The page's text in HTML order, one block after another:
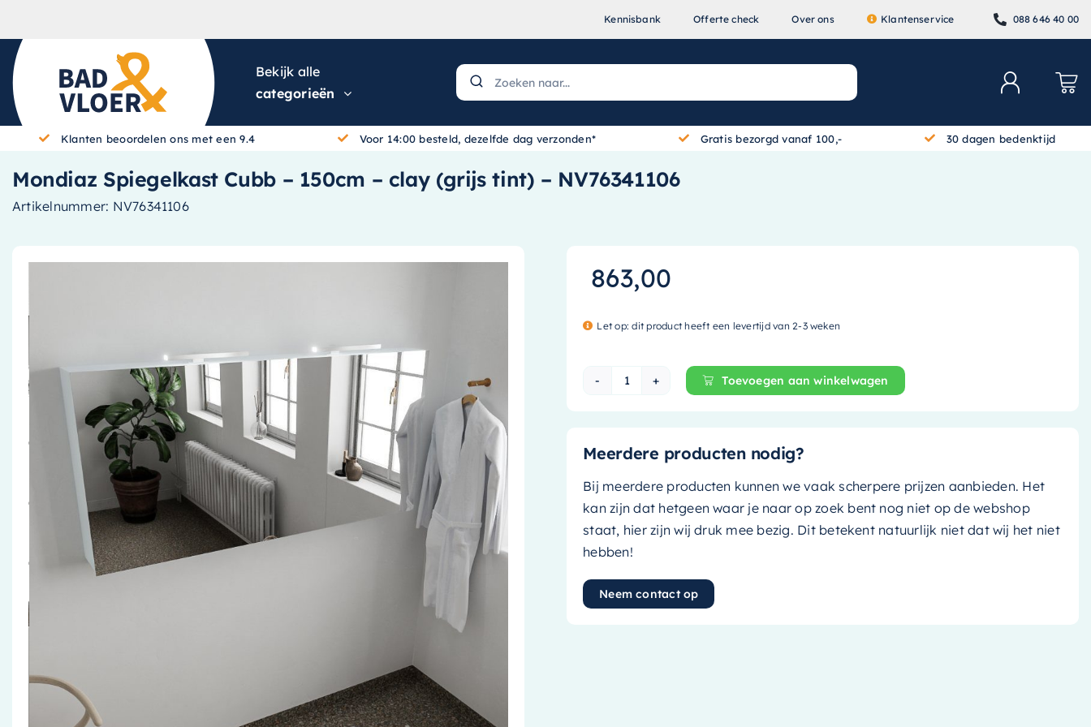
Kennisbank Offerte check Over ons Klantenservice 088 646 40 00
Bekijk alle
categorieën
Klanten beoordelen ons met een 9.4 Voor 14:00 besteld, dezelfde dag verzonden* Gratis bezorgd vanaf 100,- 30 dagen bedenktijd
Mondiaz Spiegelkast Cubb – 150cm – clay (grijs tint) – NV76341106
Artikelnummer: NV76341106
863,00
Let op: dit product heeft een levertijd van 2-3 weken
Mondiaz Spiegelkast Cubb - 150cm - clay (grijs tint) - NV76341106 aantal
Toevoegen aan winkelwagen
Meerdere producten nodig?
Bij meerdere producten kunnen we vaak scherpere prijzen aanbieden. Het
kan zijn dat hetgeen waar je naar op zoek bent nog niet op de webshop
staat, hier zijn wij druk mee bezig. Dit betekent natuurlijk niet dat wij het niet
hebben!
Neem contact op